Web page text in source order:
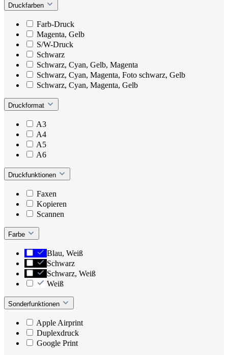
Druckfarben
Farb-Druck
Magenta, Gelb
S/W-Druck
Schwarz
Schwarz, Cyan, Gelb, Magenta
Schwarz, Cyan, Magenta, Foto schwarz, Gelb
Schwarz, Cyan, Magenta, Gelb
Druckformat
A3
A4
A5
A6
Druckfunktionen
Faxen
Kopieren
Scannen
Farbe
Blau, Weiß
Schwarz
Schwarz, Weiß
Weiß
Sonderfunktionen
Apple Airprint
Duplexdruck
Google Print